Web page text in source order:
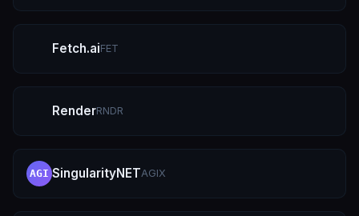
Fetch.aiFET
RenderRNDR
AGI SingularityNETAGIX